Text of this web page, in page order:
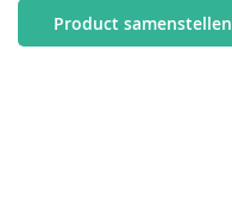
Product samenstellen